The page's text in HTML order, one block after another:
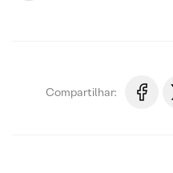
Compartilhar: